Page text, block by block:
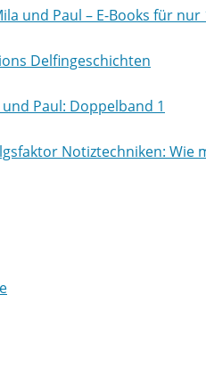
und Paul – E-Books für nur
Delfingeschichten
Paul: Doppelband 1
Notiztechniken: